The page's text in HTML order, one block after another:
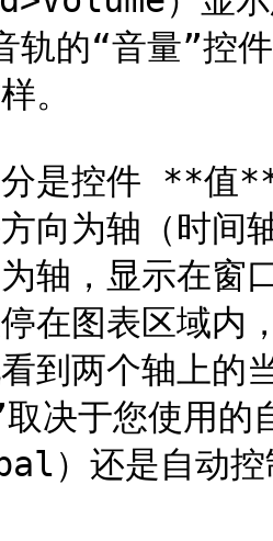
轨的“音量”控
。
分是控件 **
向为轴（时间
轴，显示在窗
在图表区域内
到两个轴上的
决于您使用的
）还是自动